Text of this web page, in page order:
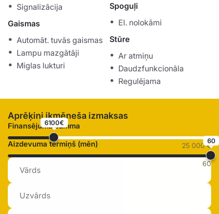
Signalizācija
Gaismas
Automāt. tuvās gaismas
Lampu mazgātāji
Miglas lukturi
Spoguļi
El. nolokāmi
Stūre
Ar atmiņu
Daudzfunkcionāla
Regulējama
Aprēķini ikmēneša izmaksas
Finansējuma summa
6100€
25 000 €
Aizdevuma termiņš (mēn) 60
60